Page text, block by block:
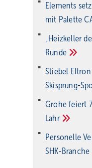
Elements
mit Palette
„Heizkeller
Run­de
Stiebel
Ski­sprung-
Grohe feiert
Lahr
Personelle
SHK-Branche